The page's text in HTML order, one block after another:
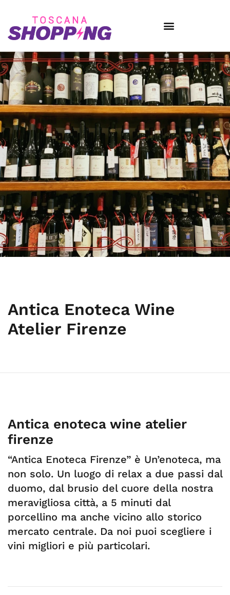
Antica Enoteca Wine
Atelier Firenze
Antica enoteca wine atelier
firenze
“Antica Enoteca Firenze” è Un’enoteca, ma
non solo. Un luogo di relax a due passi dal
duomo, dal brusio del cuore della nostra
meravigliosa città, a 5 minuti dal
porcellino ma anche vicino allo storico
mercato centrale. Da noi puoi scegliere i
vini migliori e più particolari.